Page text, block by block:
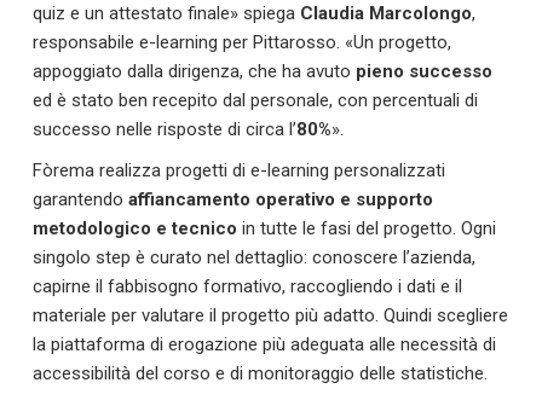
quiz e un attestato finale» spiega Claudia Marcolongo,
responsabile e-learning per Pittarosso. «Un progetto,
appoggiato dalla dirigenza, che ha avuto pieno successo
ed è stato ben recepito dal personale, con percentuali di
successo nelle risposte di circa l’80%».
Fòrema realizza progetti di e-learning personalizzati
garantendo affiancamento operativo e supporto
metodologico e tecnico in tutte le fasi del progetto. Ogni
singolo step è curato nel dettaglio: conoscere l’azienda,
capirne il fabbisogno formativo, raccogliendo i dati e il
materiale per valutare il progetto più adatto. Quindi scegliere
la piattaforma di erogazione più adeguata alle necessità di
accessibilità del corso e di monitoraggio delle statistiche.